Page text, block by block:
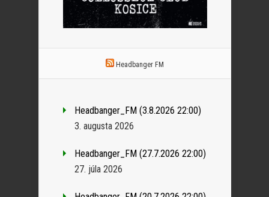
Headbanger FM
Headbanger_FM (3.8.2026 22:00)
3. augusta 2026
Headbanger_FM (27.7.2026 22:00)
27. júla 2026